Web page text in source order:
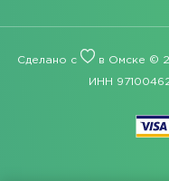
Сделано с в Омске ©
ИНН